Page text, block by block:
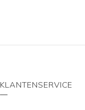
KLANTENSERVICE